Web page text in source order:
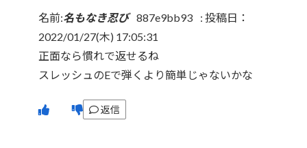
名前:名もなき忍び 887e9bb93 : 投稿日：
2022/01/27(木) 17:05:31
正面なら慣れで返せるね
スレッシュのEで弾くより簡単じゃないかな
返信